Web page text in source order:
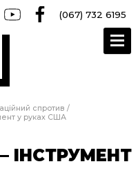
(067) 732 6195
спротив /
у руках США
ІНСТРУМЕНТ